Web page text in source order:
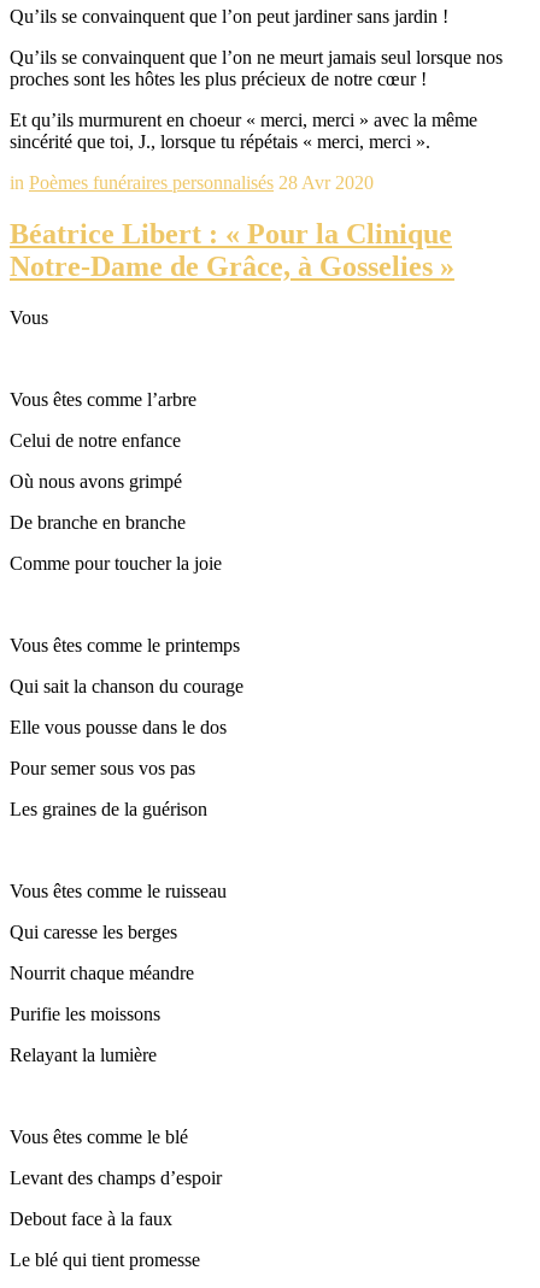
Qu’ils se convainquent que l’on peut jardiner sans jardin !
Qu’ils se convainquent que l’on ne meurt jamais seul lorsque nos
proches sont les hôtes les plus précieux de notre cœur !
Et qu’ils murmurent en choeur « merci, merci » avec la même
sincérité que toi, J., lorsque tu répétais « merci, merci ».
in Poèmes funéraires personnalisés 28 Avr 2020
Béatrice Libert : « Pour la Clinique
Notre-Dame de Grâce, à Gosselies »
Vous
Vous êtes comme l’arbre
Celui de notre enfance
Où nous avons grimpé
De branche en branche
Comme pour toucher la joie
Vous êtes comme le printemps
Qui sait la chanson du courage
Elle vous pousse dans le dos
Pour semer sous vos pas
Les graines de la guérison
Vous êtes comme le ruisseau
Qui caresse les berges
Nourrit chaque méandre
Purifie les moissons
Relayant la lumière
Vous êtes comme le blé
Levant des champs d’espoir
Debout face à la faux
Le blé qui tient promesse